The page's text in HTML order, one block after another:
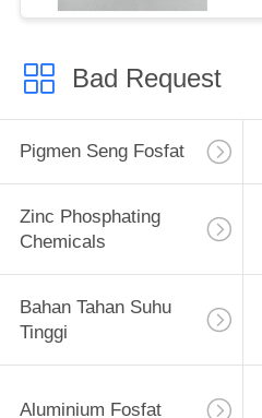
Bad Request
Pigmen Seng Fosfat
Zinc Phosphating
Chemicals
Bahan Tahan Suhu
Tinggi
Aluminium Fosfat